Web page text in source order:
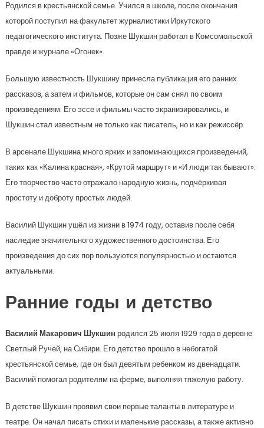
Родился в крестьянской семье. Учился в школе, после окончания
которой поступил на факультет журналистики Иркутского
педагогического института. Позже Шукшин работал в Комсомольской
правде и журнале «Огонек».
Большую известность Шукшину принесла публикация его ранних
рассказов, а затем и фильмов, которые он сам снял по своим
произведениям. Его эссе и фильмы часто экранизировались, и
Шукшин стал известным не только как писатель, но и как режиссёр.
В арсенале Шукшина много ярких и запоминающихся произведений,
таких как «Калина красная», «Крутой маршрут» и «И люди так бывают».
Его творчество часто отражало народную жизнь, подчёркивая
простоту и доброту простых людей.
Василий Шукшин ушёл из жизни в 1974 году, оставив после себя
наследие значительного художественного достоинства. Его
произведения до сих пор пользуются популярностью и остаются
актуальными.
Ранние годы и детство
Василий Макарович Шукшин родился 25 июля 1929 года в деревне
Светлый Ручей, на Сибири. Его детство прошло в небогатой
крестьянской семье, где он был девятым ребенком из двенадцати.
Василий помогал родителям на ферме, выполняя тяжелую работу.
В детстве Шукшин проявил свои первые таланты в литературе и
театре. Он начал писать стихи и маленькие рассказы, а также активно